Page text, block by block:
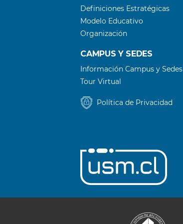
Definiciones Estratégicas
Modelo Educativo
Organización
CAMPUS Y SEDES
Información Campus y Sedes
Tour Virtual
Política de Privacidad